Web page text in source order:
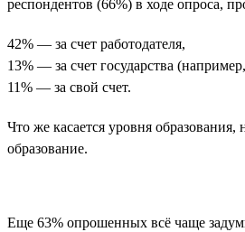
респондентов (66%) в ходе опроса,
42% — за счет работодателя,
13% — за счет государства
11% — за свой счет.
Что же касается уровня
образование.
Еще 63% опрошенных всё чаще